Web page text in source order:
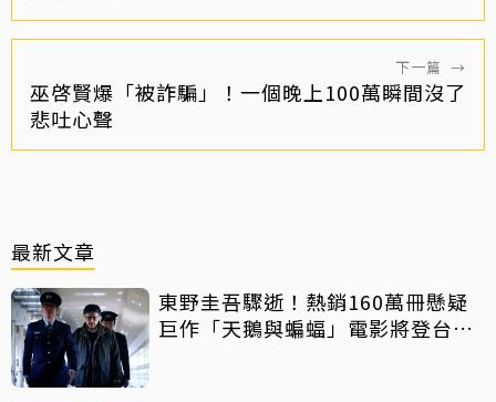
下一篇 →
巫啓賢爆「被詐騙」！一個晚上100萬瞬間沒了
悲吐心聲
最新文章
東野圭吾驟逝！熱銷160萬冊懸疑
巨作「天鵝與蝙蝠」電影將登台上